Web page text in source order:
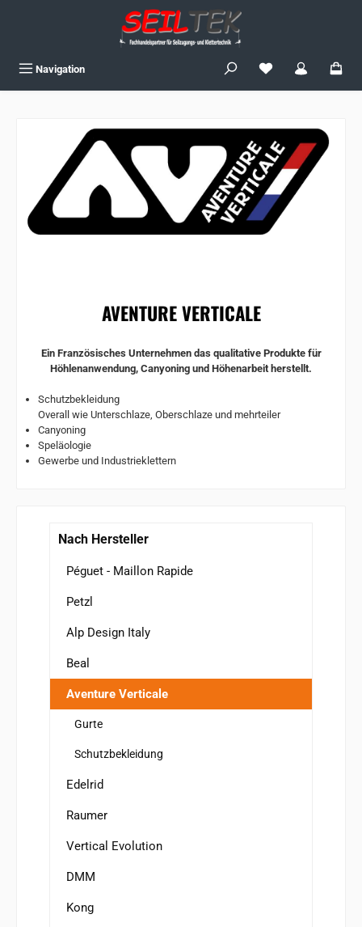
Navigation Du hast 0
AVENTURE VERTICALE
Ein Französisches Unternehmen das qualitative Produkte für
Höhlenanwendung, Canyoning und Höhenarbeit herstellt.
Schutzbekleidung
Overall wie Unterschlaze, Oberschlaze und mehrteiler
Canyoning
Speläologie
Gewerbe und Industrieklettern
Nach Hersteller
Péguet - Maillon Rapide
Petzl
Alp Design Italy
Beal
Aventure Verticale
Gurte
Schutzbekleidung
Edelrid
Raumer
Vertical Evolution
DMM
Kong